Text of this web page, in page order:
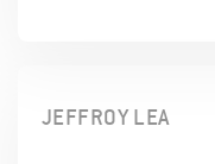
JEFFROY LEA